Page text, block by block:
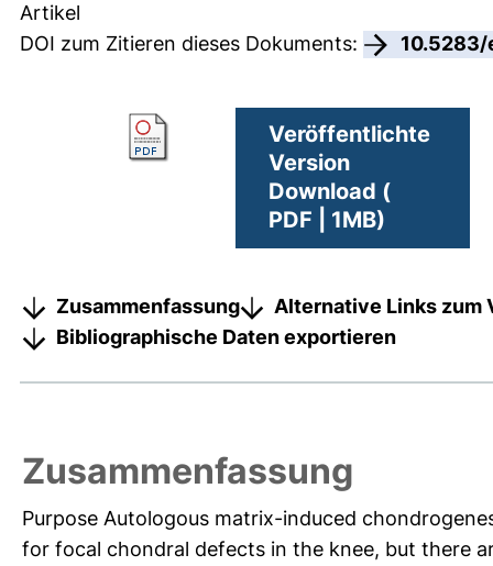
Artikel
DOI zum Zitieren dieses Dokuments:
Veröffentlichte
Version
Download (
PDF | 1MB)
Zusammenfassung
Alternative Links zum
Bibliographische Daten exportieren
Zusammenfassung
Purpose Autologous matrix-induced
for focal chondral defects in the knee, but there